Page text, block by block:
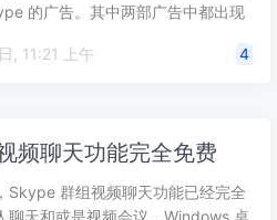
的广告。其中两部广告中都出现
2014 年 7 月 25 日, 11:21 上午
4
频聊天功能完全免费
Skype 群组视频聊天功能已经完全
聊天和或是视频会议，Windows 桌